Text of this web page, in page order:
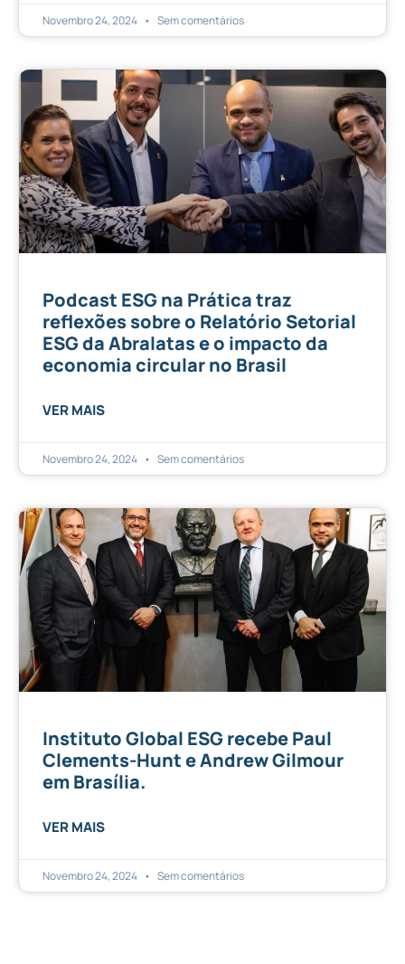
Novembro 24, 2024 Sem comentários
Podcast ESG na Prática traz
reflexões sobre o Relatório Setorial
ESG da Abralatas e o impacto da
economia circular no Brasil
VER MAIS
Novembro 24, 2024 Sem comentários
Instituto Global ESG recebe Paul
Clements-Hunt e Andrew Gilmour
em Brasília.
VER MAIS
Novembro 24, 2024 Sem comentários